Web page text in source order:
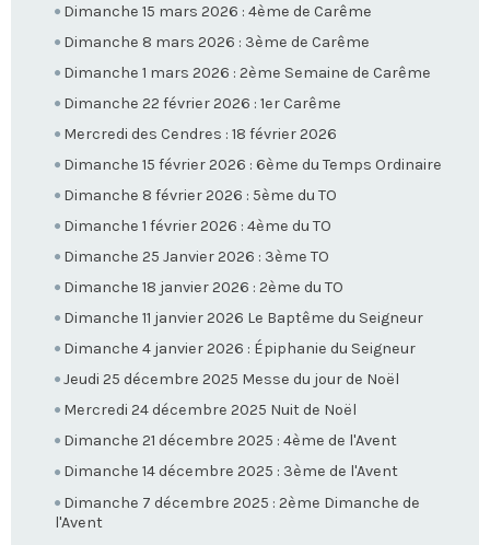
Dimanche 15 mars 2026 : 4ème de Carême
Dimanche 8 mars 2026 : 3ème de Carême
Dimanche 1 mars 2026 : 2ème Semaine de Carême
Dimanche 22 février 2026 : 1er Carême
Mercredi des Cendres : 18 février 2026
Dimanche 15 février 2026 : 6ème du Temps Ordinaire
Dimanche 8 février 2026 : 5ème du TO
Dimanche 1 février 2026 : 4ème du TO
Dimanche 25 Janvier 2026 : 3ème TO
Dimanche 18 janvier 2026 : 2ème du TO
Dimanche 11 janvier 2026 Le Baptême du Seigneur
Dimanche 4 janvier 2026 : Épiphanie du Seigneur
Jeudi 25 décembre 2025 Messe du jour de Noël
Mercredi 24 décembre 2025 Nuit de Noël
Dimanche 21 décembre 2025 : 4ème de l'Avent
Dimanche 14 décembre 2025 : 3ème de l'Avent
Dimanche 7 décembre 2025 : 2ème Dimanche de
l'Avent